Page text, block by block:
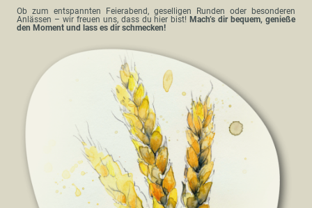
Ob zum entspannten Feierabend, geselligen Runden oder besonderen
Anlässen – wir freuen uns, dass du hier bist! Mach’s dir bequem, genieße
den Moment und lass es dir schmecken!